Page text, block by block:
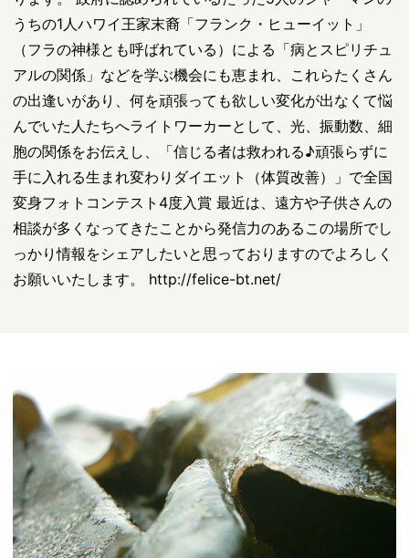
うちの1人ハワイ王家末裔「フランク・ヒューイット」
（フラの神様とも呼ばれている）による「病とスピリチュ
アルの関係」などを学ぶ機会にも恵まれ、これらたくさん
の出逢いがあり、何を頑張っても欲しい変化が出なくて悩
んでいた人たちへライトワーカーとして、光、振動数、細
胞の関係をお伝えし、「信じる者は救われる♪頑張らずに
手に入れる生まれ変わりダイエット（体質改善）」で全国
変身フォトコンテスト4度入賞 最近は、遠方や子供さんの
相談が多くなってきたことから発信力のあるこの場所でし
っかり情報をシェアしたいと思っておりますのでよろしく
お願いいたします。 http://felice-bt.net/